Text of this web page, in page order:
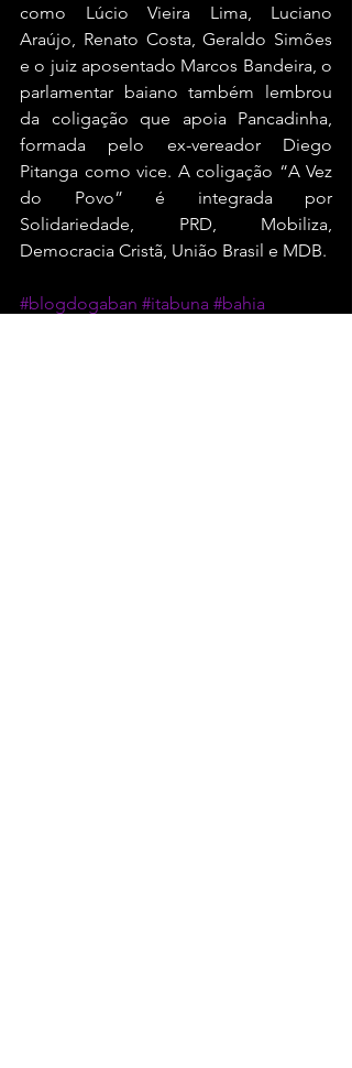
como Lúcio Vieira Lima, Luciano
Araújo, Renato Costa, Geraldo Simões
e o juiz aposentado Marcos Bandeira, o
parlamentar baiano também lembrou
da coligação que apoia Pancadinha,
formada pelo ex-vereador Diego
Pitanga como vice. A coligação “A Vez
do Povo” é integrada por
Solidariedade, PRD, Mobiliza,
Democracia Cristã, União Brasil e MDB.
#blogdogaban #itabuna #bahia